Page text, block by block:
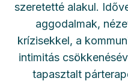
szeretetté alakul.
aggodalmak,
krízisekkel, a
intimitás
tapasztalt